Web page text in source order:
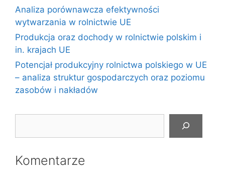
Analiza porównawcza efektywności
wytwarzania w rolnictwie UE
Produkcja oraz dochody w rolnictwie polskim i
in. krajach UE
Potencjał produkcyjny rolnictwa polskiego w UE
– analiza struktur gospodarczych oraz poziomu
zasobów i nakładów
Komentarze